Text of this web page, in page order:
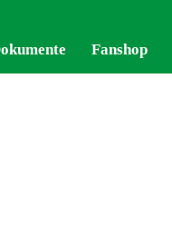
Fanshop
Fanshop